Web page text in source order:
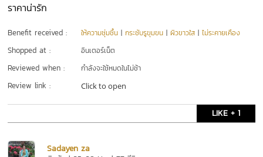
ราคาน่ารัก
Benefit received : ให้ความชุ่มชื้น |กระชับรูขุมขน |ผิวขาวใส |ไม่ระคายเคือง
Shopped at : อินเตอร์เน็ต
Reviewed when : กำลังจะใช้หมดในไม่ช้า
Review link : Click to open
LIKE + 1
Sadayen za